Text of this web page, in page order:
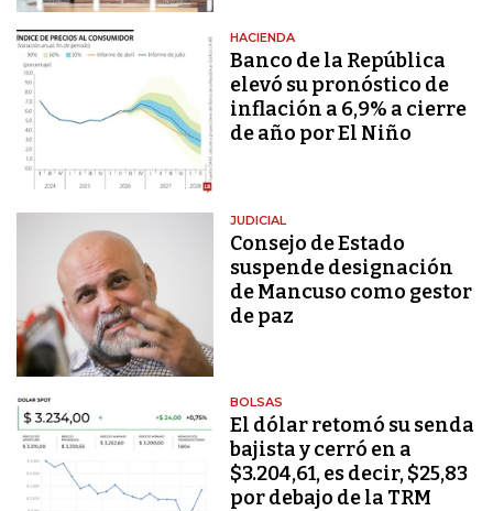
HACIENDA
Banco de la República
elevó su pronóstico de
inflación a 6,9% a cierre
de año por El Niño
JUDICIAL
Consejo de Estado
suspende designación
de Mancuso como gestor
de paz
BOLSAS
El dólar retomó su senda
bajista y cerró en a
$3.204,61, es decir, $25,83
por debajo de la TRM